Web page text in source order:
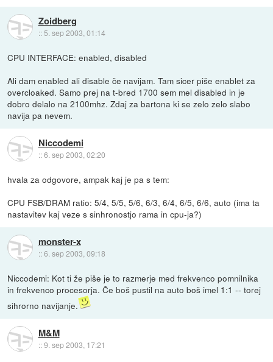
Zoidberg
:: 5. sep 2003, 01:14
CPU INTERFACE: enabled, disabled
Ali dam enabled ali disable če navijam. Tam sicer piše enablet za
overcloaked. Samo prej na t-bred 1700 sem mel disabled in je
dobro delalo na 2100mhz. Zdaj za bartona ki se zelo zelo slabo
navija pa nevem.
Niccodemi
::6. sep 2003, 02:20
hvala za odgovore, ampak kaj je pa s tem:
CPU FSB/DRAM ratio: 5/4, 5/5, 5/6, 6/3, 6/4, 6/5, 6/6, auto (ima ta
nastavitev kaj veze s sinhronostjo rama in cpu-ja?)
monster-x
::6. sep 2003, 09:18
Niccodemi: Kot ti že piše je to razmerje med frekvenco pomnilnika
in frekvenco procesorja. Če boš pustil na auto boš imel 1:1 -- torej
sihrorno navijanje.
M&M
::9. sep 2003, 17:21